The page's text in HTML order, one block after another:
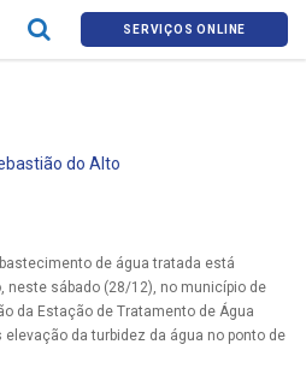
SERVIÇOS ONLINE
do Alto
de água tratada está
neste sábado (28/12), no município de
da Estação de Tratamento de Água
da turbidez da água no ponto de